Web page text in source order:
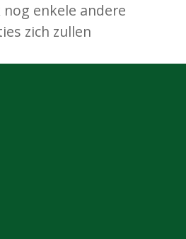
enkele andere
zich zullen